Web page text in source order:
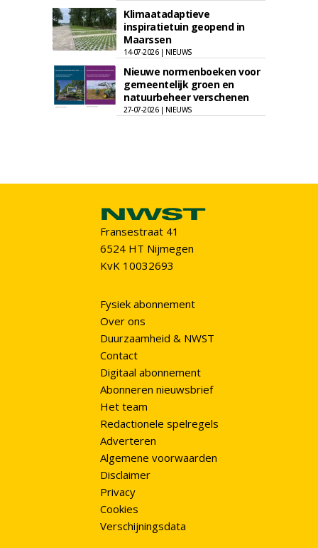
Klimaatadaptieve
inspiratietuin geopend in
Maarssen
14-07-2026 | NIEUWS
Nieuwe normenboeken voor
gemeentelijk groen en
natuurbeheer verschenen
27-07-2026 | NIEUWS
Fransestraat 41
6524 HT Nijmegen
KvK 10032693
Fysiek abonnement
Over ons
Duurzaamheid & NWST
Contact
Digitaal abonnement
Abonneren nieuwsbrief
Het team
Redactionele spelregels
Adverteren
Algemene voorwaarden
Disclaimer
Privacy
Cookies
Verschijningsdata